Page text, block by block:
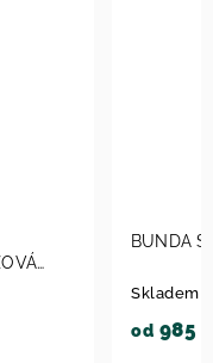
BUNDA
Skladem u
985 Kč